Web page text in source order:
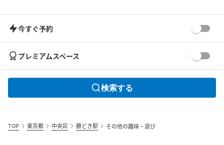
今すぐ予約
プレミアムスペース
検索する
TOP 東京都 中央区 勝どき駅 その他の趣味・遊び